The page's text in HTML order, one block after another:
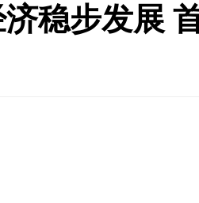
稳步发展